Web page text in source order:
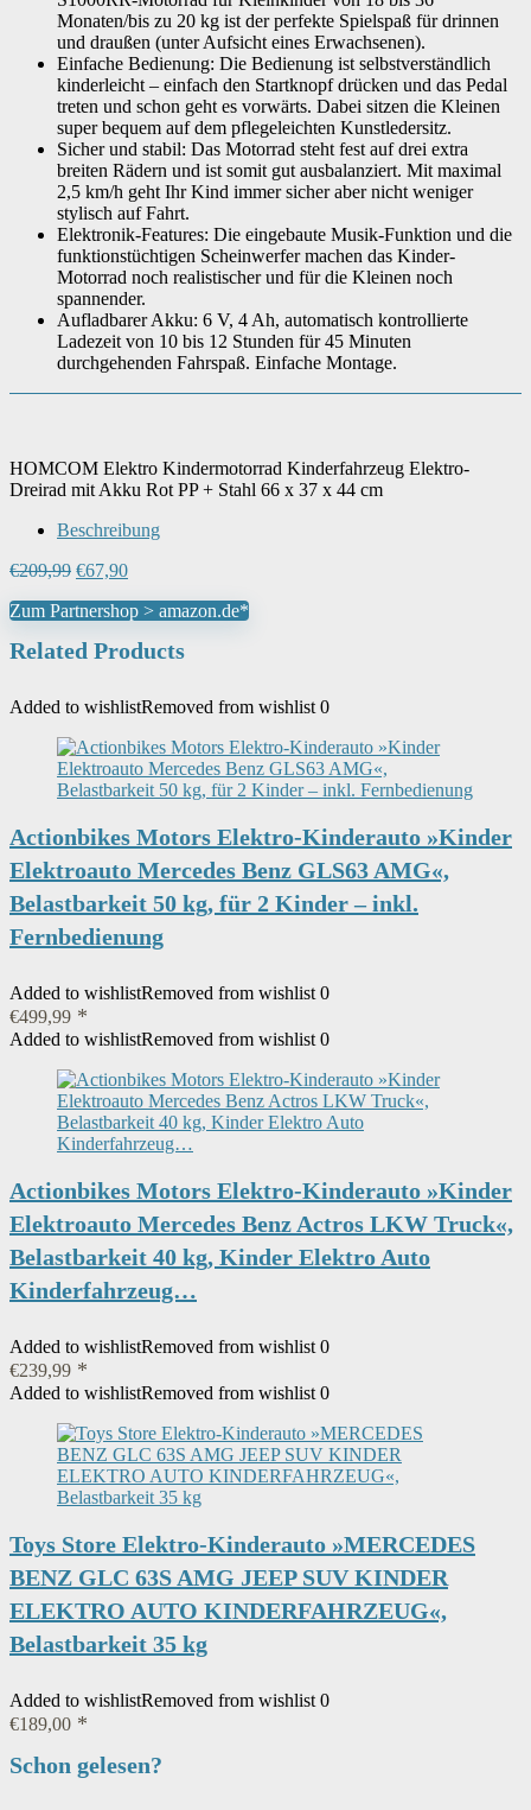
Monaten/bis zu 20 kg ist der perfekte Spielspaß für drinnen
und draußen (unter Aufsicht eines Erwachsenen).
Einfache Bedienung: Die Bedienung ist selbstverständlich
kinderleicht – einfach den Startknopf drücken und das Pedal
treten und schon geht es vorwärts. Dabei sitzen die Kleinen
super bequem auf dem pflegeleichten Kunstledersitz.
Sicher und stabil: Das Motorrad steht fest auf drei extra
breiten Rädern und ist somit gut ausbalanziert. Mit maximal
2,5 km/h geht Ihr Kind immer sicher aber nicht weniger
stylisch auf Fahrt.
Elektronik-Features: Die eingebaute Musik-Funktion und die
funktionstüchtigen Scheinwerfer machen das Kinder-
Motorrad noch realistischer und für die Kleinen noch
spannender.
Aufladbarer Akku: 6 V, 4 Ah, automatisch kontrollierte
Ladezeit von 10 bis 12 Stunden für 45 Minuten
durchgehenden Fahrspaß. Einfache Montage.
HOMCOM Elektro Kindermotorrad Kinderfahrzeug Elektro-
Dreirad mit Akku Rot PP + Stahl 66 x 37 x 44 cm
Beschreibung
€209,99 Ursprünglicher
war:
€67,90Aktueller
ist:
Zum Partnershop > amazon.de*
Related Products
Added to wishlistRemoved from wishlist 0
Actionbikes Motors Elektro-Kinderauto »Kinder
Elektroauto Mercedes Benz GLS63 AMG«,
Belastbarkeit 50 kg, für 2 Kinder – inkl.
Fernbedienung
Added to wishlistRemoved from wishlist 0
€499,99
Added to wishlistRemoved from wishlist 0
Actionbikes Motors Elektro-Kinderauto »Kinder
Elektroauto Mercedes Benz Actros LKW Truck«,
Belastbarkeit 40 kg, Kinder Elektro Auto
Kinderfahrzeug…
Added to wishlistRemoved from wishlist 0
€239,99
Added to wishlistRemoved from wishlist 0
Toys Store Elektro-Kinderauto »MERCEDES
BENZ GLC 63S AMG JEEP SUV KINDER
ELEKTRO AUTO KINDERFAHRZEUG«,
Belastbarkeit 35 kg
Added to wishlistRemoved from wishlist 0
€189,00
Schon gelesen?